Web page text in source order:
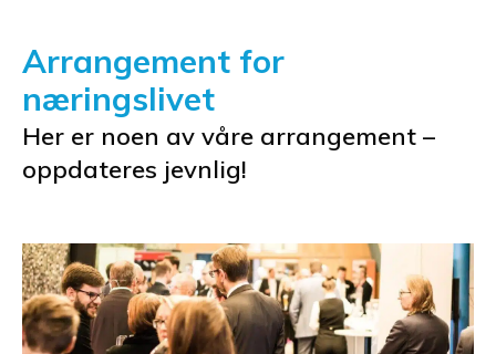
Arrangement for
næringslivet
Her er noen av våre arrangement –
oppdateres jevnlig!